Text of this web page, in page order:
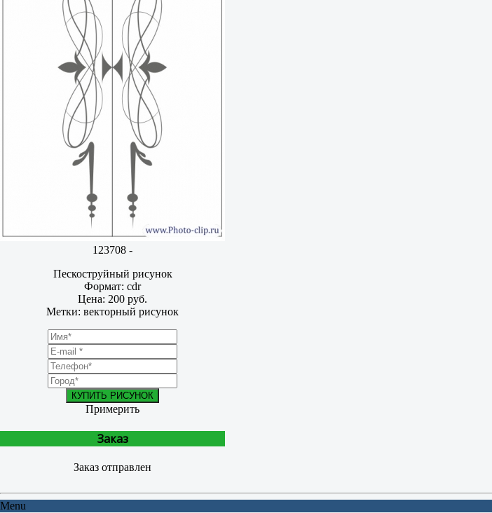
123708 -
Пескоструйный рисунок
Формат: cdr
Цена: 200 руб.
Метки: векторный рисунок
КУПИТЬ РИСУНОК
Примерить
Заказ
Заказ отправлен
Menu